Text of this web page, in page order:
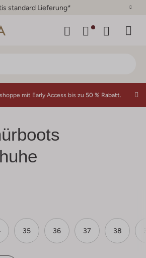
standard Lieferung*
mit Early Access bis zu 50 % Rabatt.
35 36 37 38